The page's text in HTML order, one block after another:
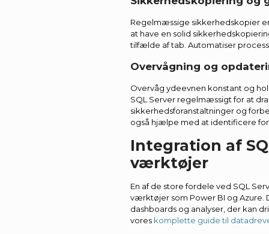
Regelmæssige sikkerhedskopier
at have en solid
tilfælde af tab. Automatiser
Overvågning og
Overvåg ydeevnen konstant og
SQL Server regelmæssigt for at
sikkerhedsforanstaltninger og
også hjælpe med at identificere
Integration af
værktøjer
En af de store fordele ved SQL
værktøjer som Power BI og
dashboards og analyser, der kan
vores komplette guide til